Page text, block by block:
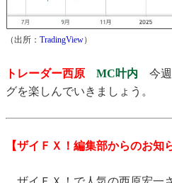
（出所： TradingView）
トレーダー西原 MC叶内 今週
グを楽しんでいきましょう。
【ザイＦＸ！編集部からのお知